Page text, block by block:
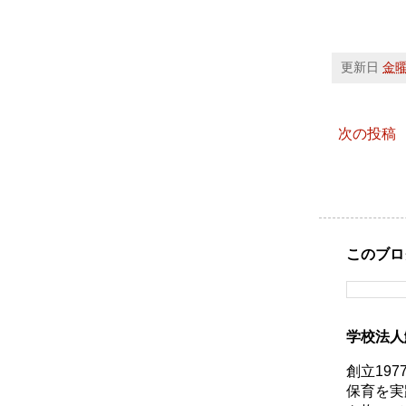
更新日 金
次の投稿
このブ
学校法
創立
保育を